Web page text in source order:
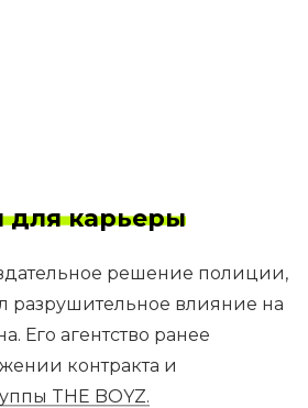
для карьеры
решение полиции,
разрушительное влияние на
Его агентство ранее
контракта и
THE BOYZ.